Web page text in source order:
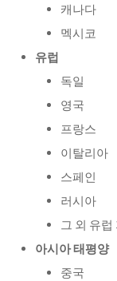
캐나다
멕시코
유럽
독일
영국
프랑스
이탈리아
스페인
러시아
그 외 유럽
아시아 태평양
중국